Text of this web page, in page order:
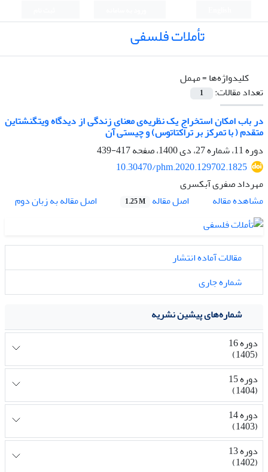
تأملات فلسفی
کلیدواژه‌ها =مهمل
تعداد مقالات:
1
در باب امکان استخراج یک نظریه‌ی معنای زندگی از دیدگاه ویتگنشتاین
متقدم ( با تمرکز بر تراکتاتوس) و چیستی آن
دوره 11، شماره 27، دی 1400، صفحه
417-439
10.30470/phm.2020.129702.1825
مهرداد صفری آبکسری
مشاهده مقاله
اصل مقاله 1.25 M اصل مقاله به زبان دوم
مقالات آماده انتشار
شماره جاری
شماره‌های پیشین نشریه
دوره 16
(1405)
دوره 15
(1404)
دوره 14
(1403)
دوره 13
(1402)